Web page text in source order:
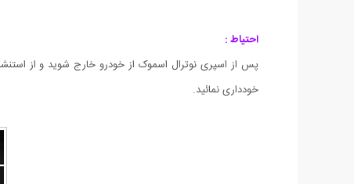
احتیاط :
پس از اسپری نوترال اسموک از خودرو خارج شوید و از
خودداری نمائید.